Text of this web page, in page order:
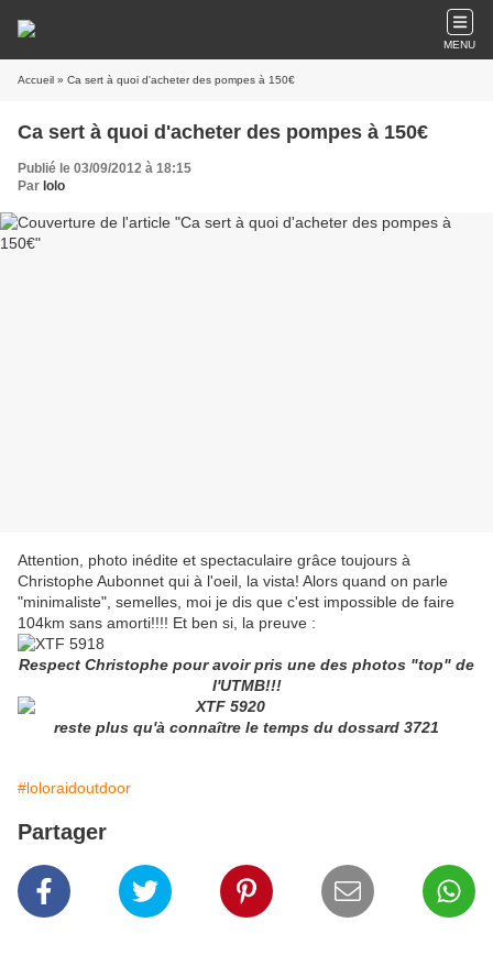
MENU
Accueil » Ca sert à quoi d'acheter des pompes à 150€
Ca sert à quoi d'acheter des pompes à 150€
Publié le 03/09/2012 à 18:15
Par lolo
Attention, photo inédite et spectaculaire grâce toujours à
Christophe Aubonnet qui à l'oeil, la vista! Alors quand on parle
"minimaliste", semelles, moi je dis que c'est impossible de faire
104km sans amorti!!!! Et ben si, la preuve :
Respect Christophe pour avoir pris une des photos "top" de
l'UTMB!!!
reste plus qu'à connaître le temps du dossard 3721
#loloraidoutdoor
Partager